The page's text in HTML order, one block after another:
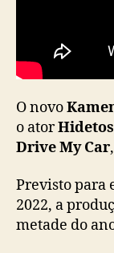
O novo
o ator
Drive My Car
Previsto para
2022, a
metade do